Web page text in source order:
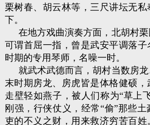
栗树春、胡云林等，三尺讲坛无私
下。
在地方戏曲演奏方面，北胡村
可谓首屈一指，曾是武安平调落
时期的专用琴师，名噪一时。
就武术武德而言，胡村当数房
末时期房龙、房虎皆是体格健硕
走壁轻如燕子，被人们称为“草上
刚强，行侠仗义，经常“偷”那些
吏的不义之财，用来救济穷苦百